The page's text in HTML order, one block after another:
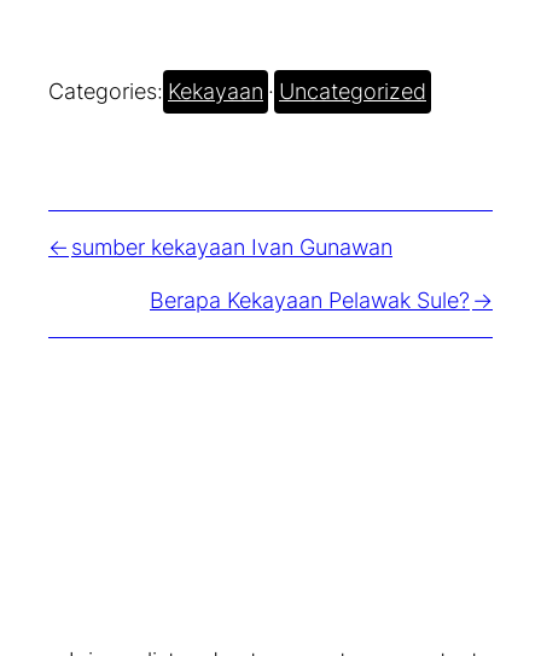
Categories: Kekayaan · Uncategorized
sumber kekayaan Ivan Gunawan
Berapa Kekayaan Pelawak Sule?